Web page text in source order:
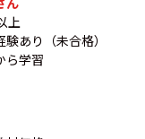
上
験あり（未合格）
ら学習